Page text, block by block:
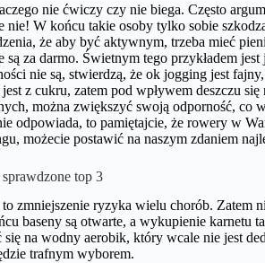
nie ćwiczy czy nie biega. Często
nie! W końcu takie osoby tylko sobie
że aby być aktywnym, trzeba mieć
za darmo. Świetnym tego przykładem
nie są, stwierdzą, że ok jogging jest
z cukru, zatem pod wpływem deszczu
można zwiększyć swoją odporność, co
odpowiada, to pamiętajcie, że rowery w
możecie postawić na naszym zdaniem
top 3
zmniejszenie ryzyka wielu chorób. Zatem
baseny są otwarte, a wykupienie karnetu
się na wodny aerobik, który wcale nie jest
trafnym wyborem.